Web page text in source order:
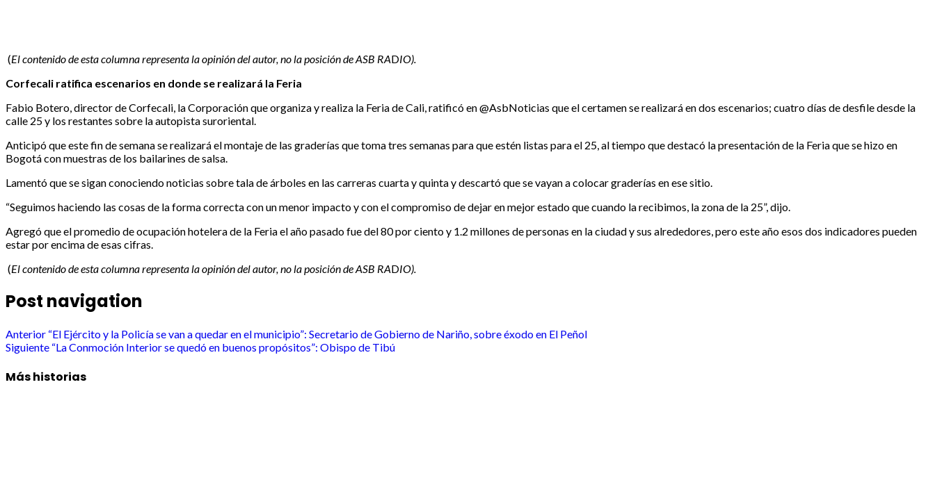
(El contenido de esta columna representa la opinión del autor, no la posición de ASB RADIO).
Corfecali ratifica escenarios en donde se realizará la Feria
Fabio Botero, director de Corfecali, la Corporación que organiza y realiza la Feria de Cali, ratificó en @AsbNoticias que el certamen se realizará en dos escenarios; cuatro días de desfile desde la
calle 25 y los restantes sobre la autopista suroriental.
Anticipó que este fin de semana se realizará el montaje de las graderías que toma tres semanas para que estén listas para el 25, al tiempo que destacó la presentación de la Feria que se hizo en
Bogotá con muestras de los bailarines de salsa.
Lamentó que se sigan conociendo noticias sobre tala de árboles en las carreras cuarta y quinta y descartó que se vayan a colocar graderías en ese sitio.
“Seguimos haciendo las cosas de la forma correcta con un menor impacto y con el compromiso de dejar en mejor estado que cuando la recibimos, la zona de la 25”, dijo.
Agregó que el promedio de ocupación hotelera de la Feria el año pasado fue del 80 por ciento y 1.2 millones de personas en la ciudad y sus alrededores, pero este año esos dos indicadores pueden
estar por encima de esas cifras.
(El contenido de esta columna representa la opinión del autor, no la posición de ASB RADIO).
Post navigation
Anterior “El Ejército y la Policía se van a quedar en el municipio”: Secretario de Gobierno de Nariño, sobre éxodo en El Peñol
Siguiente “La Conmoción Interior se quedó en buenos propósitos”: Obispo de Tibú
Más historias